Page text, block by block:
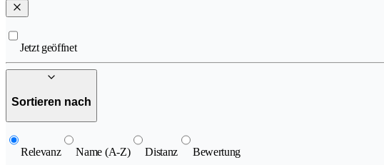
Jetzt geöffnet
Sortieren nach
Relevanz Name (A-Z) Distanz Bewertung